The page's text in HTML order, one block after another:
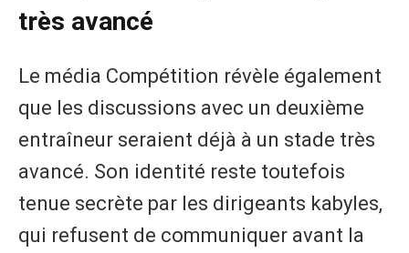
très avancé
Le média Compétition révèle également
que les discussions avec un deuxième
entraîneur seraient déjà à un stade très
avancé. Son identité reste toutefois
tenue secrète par les dirigeants kabyles,
qui refusent de communiquer avant la